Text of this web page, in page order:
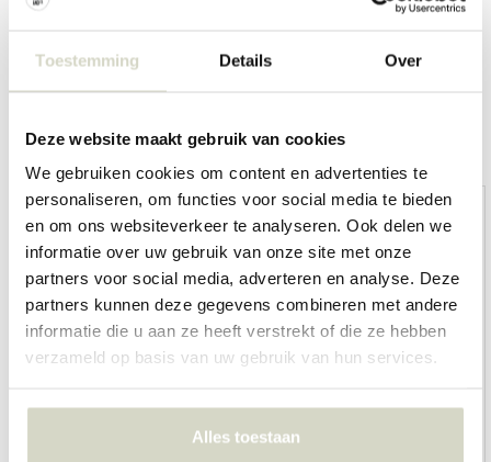
Toestemming Details Over
Deze website maakt gebruik van cookies
We gebruiken cookies om content en advertenties te
personaliseren, om functies voor social media te bieden
en om ons websiteverkeer te analyseren. Ook delen we
informatie over uw gebruik van onze site met onze
partners voor social media, adverteren en analyse. Deze
partners kunnen deze gegevens combineren met andere
informatie die u aan ze heeft verstrekt of die ze hebben
verzameld op basis van uw gebruik van hun services.
Alles toestaan
Overige categorieën in MERKEN